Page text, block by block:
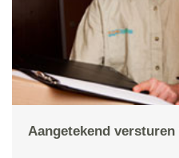
Aangetekend versturen